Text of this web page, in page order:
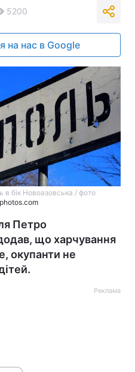
5200
на нас в Google
в бік Новоазовська / фото
Петро
що харчування
окупанти не
Реклама